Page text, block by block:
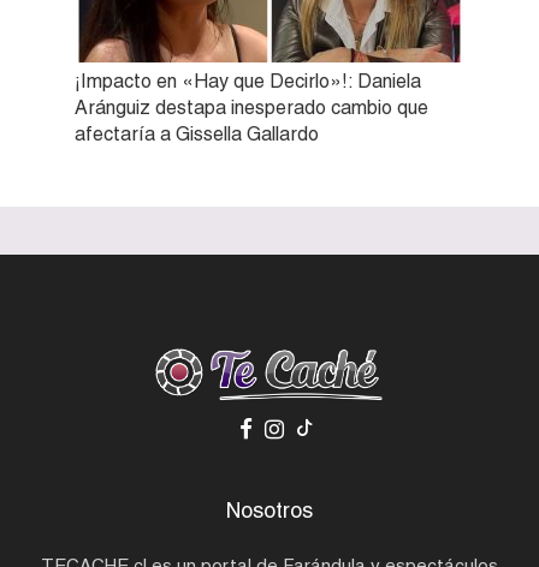
¡Impacto en «Hay que Decirlo»!: Daniela
Aránguiz destapa inesperado cambio que
afectaría a Gissella Gallardo
Nosotros